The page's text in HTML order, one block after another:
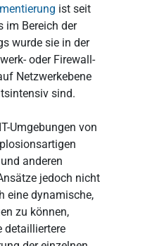
ist seit
im Bereich der
wurde sie in der
oder Firewall-
Netzwerkebene
sind.
Umgebungen von
anderen
jedoch nicht
eine dynamische,
zu können,
detailliertere